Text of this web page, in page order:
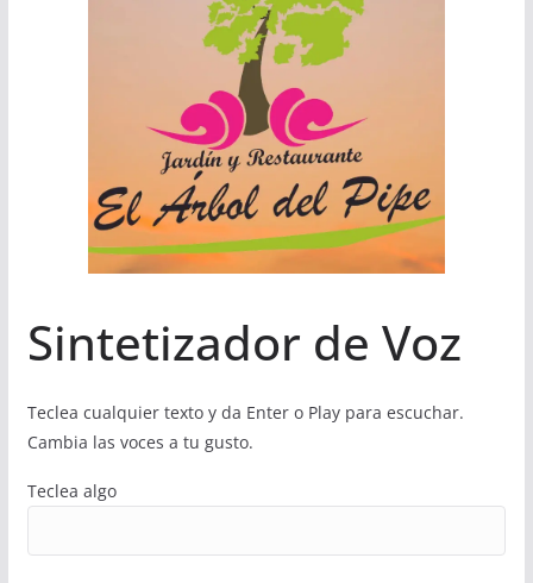
Sintetizador de Voz
Teclea cualquier texto y da Enter o Play para escuchar.
Cambia las voces a tu gusto.
Teclea algo